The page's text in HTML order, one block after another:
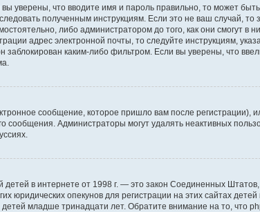
уверены, что вводите имя и пароль правильно, то может
полученным инструкциям. Если это не ваш случай, то
либо администратором до того, как они смогут в
адрес электронной почты, то следуйте инструкциям,
каким-либо фильтром. Если вы уверены, что
сообщение, которое пришло вам после регистрации),
сообщения. Администраторы могут удалять неактивных
в интернете от 1998 г. — это закон Соединенных
опекунов для регистрации на этих сайтах
младше тринадцати лет. Обратите внимание на то, что